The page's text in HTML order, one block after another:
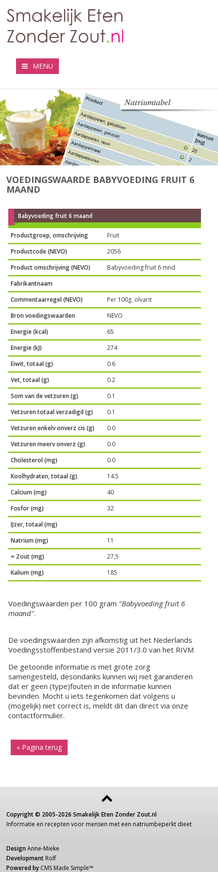
MENU
VOEDINGSWAARDE BABYVOEDING FRUIT 6
MAAND
Babyvoeding fruit 6 maand
Productgroep, omschrijving
Fruit
Productcode (NEVO)
2056
Product omschrijving (NEVO)
Babyvoeding fruit 6 mnd
Fabrikantnaam
Commentaarregel (NEVO)
Per 100g. olvarit
Bron voedingswaarden
NEVO
Energie (kcal)
65
Energie (kJ)
274
Eiwit, totaal (g)
0.6
Vet, totaal (g)
0.2
Som van de vetzuren (g)
0.1
Vetzuren totaal verzadigd (g)
0.1
Vetzuren enkelv onverz cis (g)
0.0
Vetzuren meerv onverz (g)
0.0
Cholesterol (mg)
0.0
Koolhydraten, totaal (g)
14.5
Calcium (mg)
40
Fosfor (mg)
32
IJzer, totaal (mg)
Natrium (mg)
11
= Zout (mg)
27,5
Kalium (mg)
185
Voedingswaarden per 100 gram "Babyvoeding fruit 6
maand".
De voedingswaarden zijn afkomstig uit het Nederlands
Voedingsstoffenbestand versie 2011/3.0 van het RIVM
De getoonde informatie is met grote zorg
samengesteld, desondanks kunnen wij niet garanderen
dat er geen (type)fouten in de informatie kunnen
bevinden. Mocht u iets tegenkomen dat volgens u
(mogelijk) niet correct is, meldt dit dan direct via onze
contactformulier.
« Pagina terug
Copyright © 2005-2026 Smakelijk Eten Zonder Zout.nl
Informatie en recepten voor mensen met een natriumbeperkt dieet
Design Anne-Mieke
Development Rolf
Powered by CMS Made Simple™